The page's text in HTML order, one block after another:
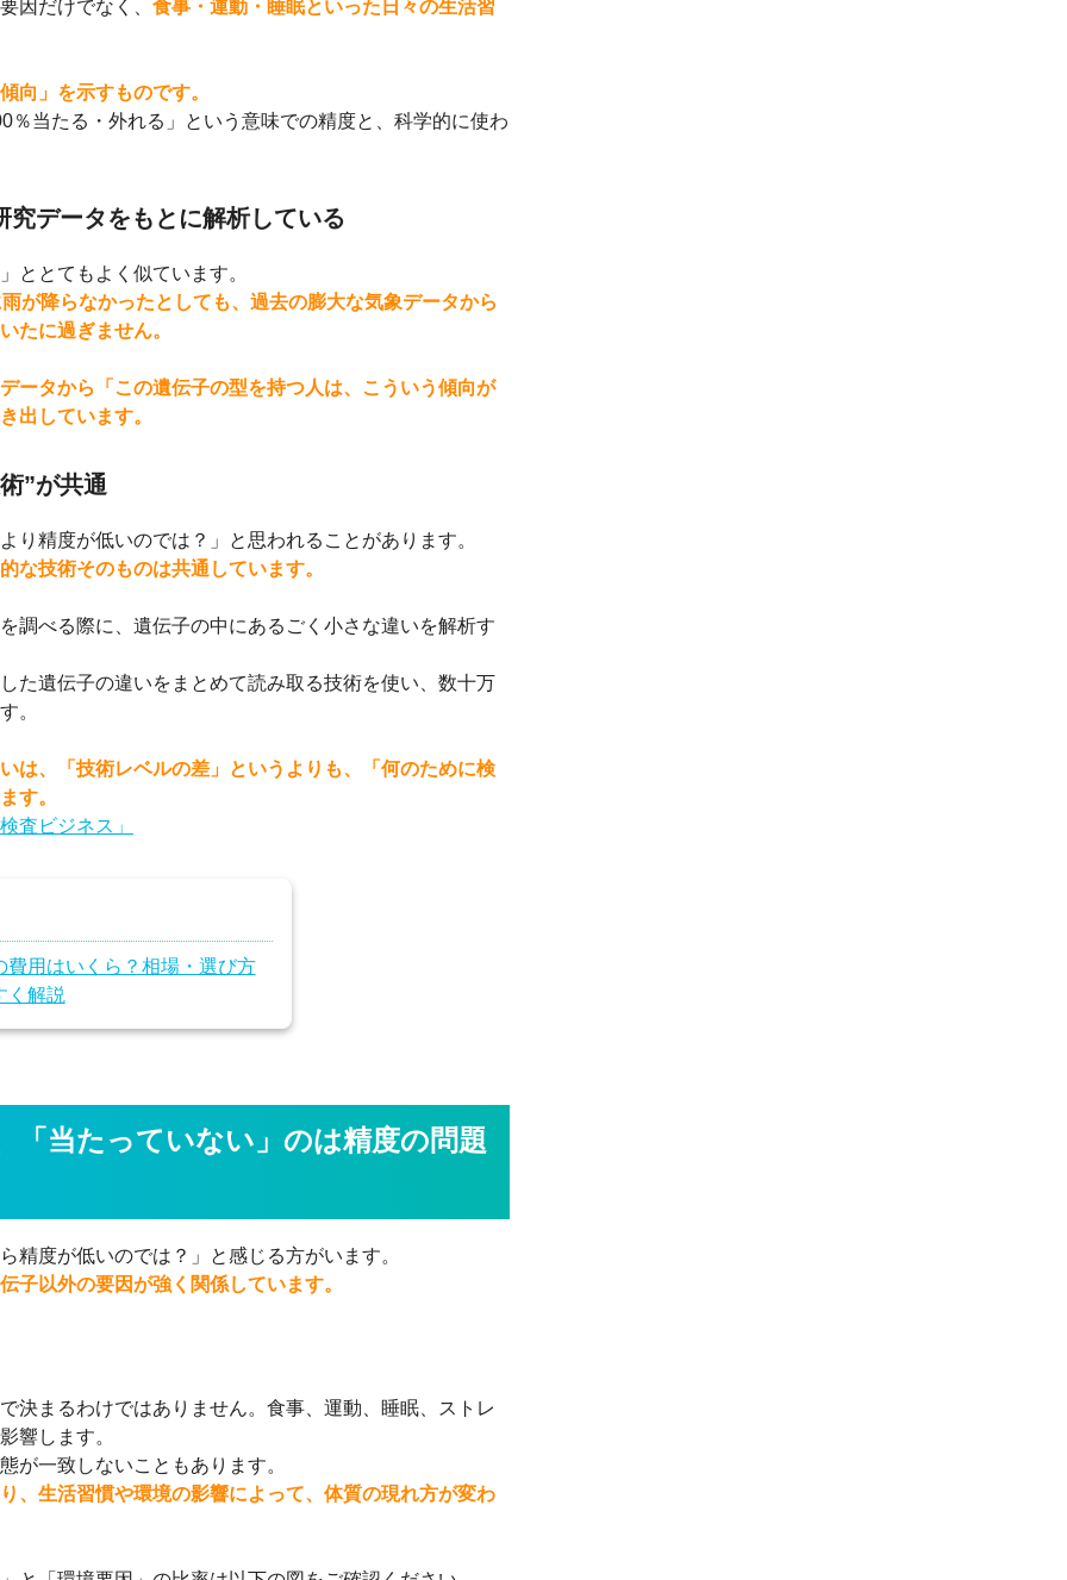
因だけでなく、 食事・運動・睡眠といった日々の生活習
向」を示すものです。
％当たる・外れる」という意味での精度と、科学的に使わ
データをもとに解析している
ととてもよく似ています。
が降らなかったとしても、過去の膨大な気象データから
たに過ぎません。
ータから「この遺伝子の型を持つ人は、こういう傾向が
出しています。
”が共通
り精度が低いのでは？」と思われることがあります。
な技術そのものは共通しています。
調べる際に、遺伝子の中にあるごく小さな違いを解析す
た遺伝子の違いをまとめて読み取る技術を使い、数十万
。
は、「技術レベルの差」というよりも、「何のために検
す。
査ビジネス」
費用はいくら？相場・選び方
く解説
「当たっていない」のは精度の問題
精度が低いのでは？」と感じる方がいます。
子以外の要因が強く関係しています。
決まるわけではありません。食事、運動、睡眠、ストレ
響します。
が一致しないこともあります。
、生活習慣や環境の影響によって、体質の現れ方が変わ